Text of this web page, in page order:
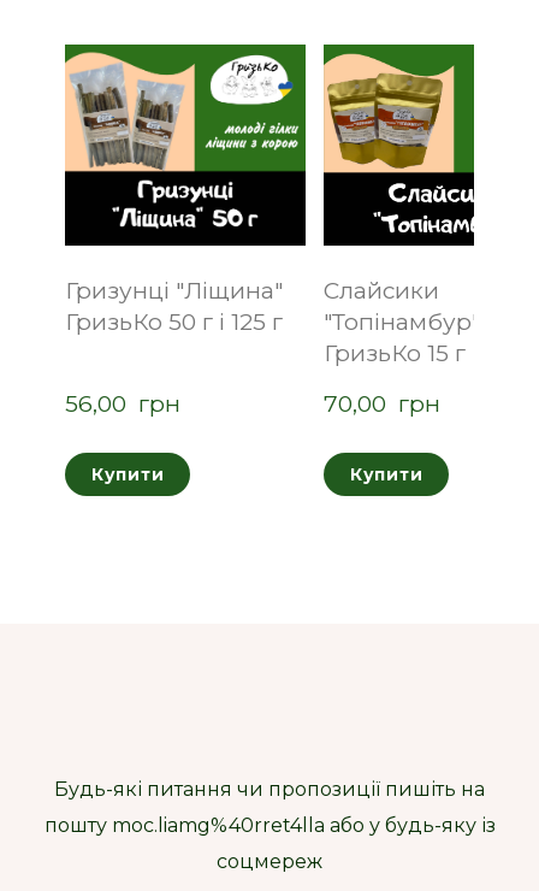
Гризунці "Ліщина"
ГризьКо 50 г і 125 г
56,00  грн
Купити
Слайсики
"Топінамбур"
ГризьКо 15 г
70,00  грн
Купити
Будь-які питання чи пропозиції пишіть на
пошту moc.liamg%40rret4lla або у будь-яку із
соцмереж